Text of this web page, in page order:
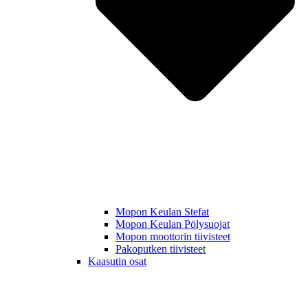
Mopon Keulan Stefat
Mopon Keulan Pölysuojat
Mopon moottorin tiivisteet
Pakoputken tiivisteet
Kaasutin osat